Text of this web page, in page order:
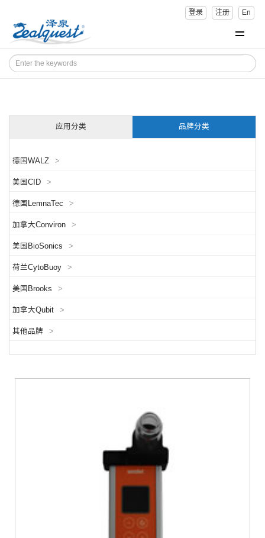
登录 注册 En
应用分类 品牌分类
德国WALZ >
美国CID >
德国LemnaTec >
加拿大Conviron >
美国BioSonics >
荷兰CytoBuoy >
美国Brooks >
加拿大Qubit >
其他品牌 >